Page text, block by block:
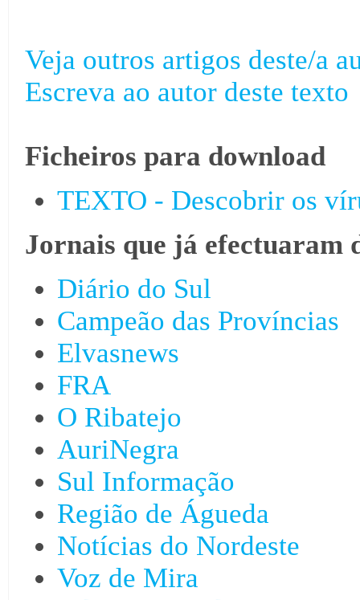
Veja outros artigos deste/a
Escreva ao autor deste texto
Ficheiros para download
TEXTO - Descobrir os
Jornais que já efectuaram
Diário do Sul
Campeão das Províncias
Elvasnews
FRA
O Ribatejo
AuriNegra
Sul Informação
Região de Águeda
Notícias do Nordeste
Voz de Mira